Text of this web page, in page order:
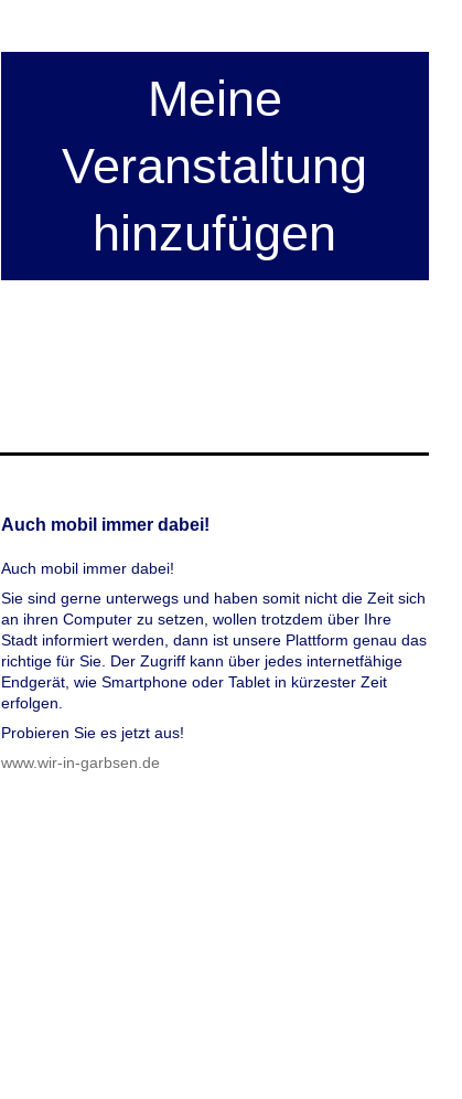
Meine
Veranstaltung
hinzufügen
Auch mobil immer dabei!
Auch mobil immer dabei!
Sie sind gerne unterwegs und haben somit nicht die Zeit sich
an ihren Computer zu setzen, wollen trotzdem über Ihre
Stadt informiert werden, dann ist unsere Plattform genau das
richtige für Sie. Der Zugriff kann über jedes internetfähige
Endgerät, wie Smartphone oder Tablet in kürzester Zeit
erfolgen.
Probieren Sie es jetzt aus!
www.wir-in-garbsen.de